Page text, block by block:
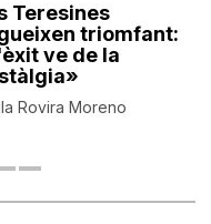
Teresines
triomfant:
ve de la
Rovira Moreno